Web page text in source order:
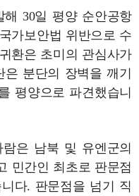
해 30일 평양 순안공항
가보안법 위반으로 수
환은 초미의 관심사가
분단의 장벽을 깨기
평양으로 파견했습니
은 남북 및 유엔군의
민간인 최초로 판문점
다. 판문점을 넘기 직